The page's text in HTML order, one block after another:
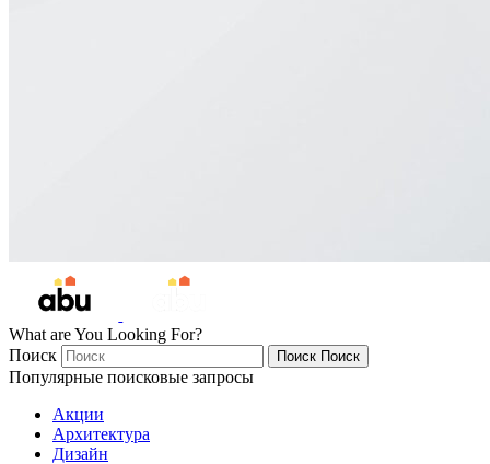
What are You Looking For?
Поиск
Поиск Поиск
Популярные поисковые запросы
Акции
Архитектура
Дизайн